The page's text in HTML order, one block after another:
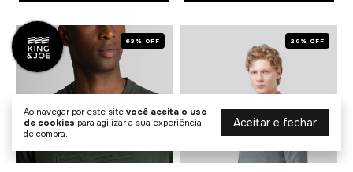
Ao navegar por este site você aceita o uso
de cookies para agilizar a sua experiência
de compra.
Aceitar e fechar
63% OFF 20% OFF